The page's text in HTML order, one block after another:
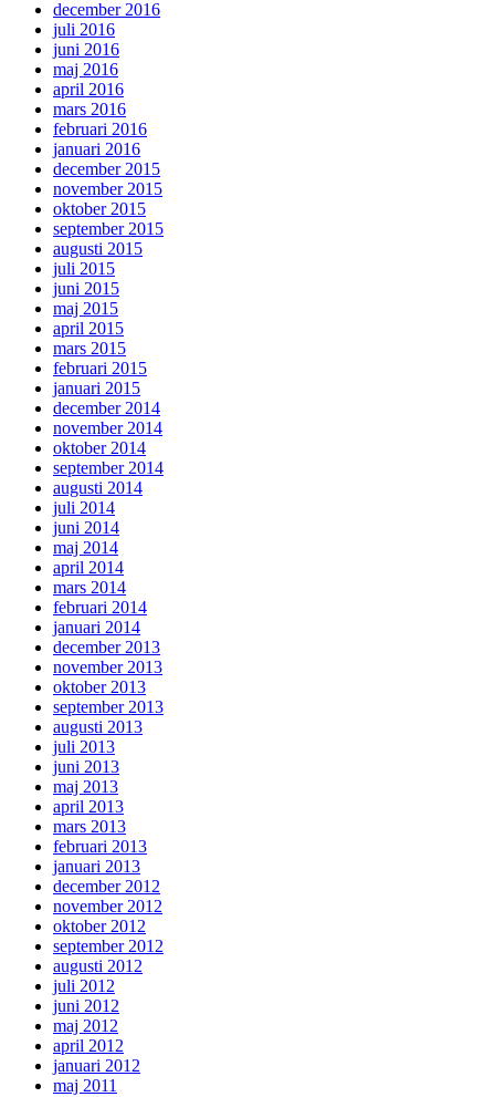
december 2016
juli 2016
juni 2016
maj 2016
april 2016
mars 2016
februari 2016
januari 2016
december 2015
november 2015
oktober 2015
september 2015
augusti 2015
juli 2015
juni 2015
maj 2015
april 2015
mars 2015
februari 2015
januari 2015
december 2014
november 2014
oktober 2014
september 2014
augusti 2014
juli 2014
juni 2014
maj 2014
april 2014
mars 2014
februari 2014
januari 2014
december 2013
november 2013
oktober 2013
september 2013
augusti 2013
juli 2013
juni 2013
maj 2013
april 2013
mars 2013
februari 2013
januari 2013
december 2012
november 2012
oktober 2012
september 2012
augusti 2012
juli 2012
juni 2012
maj 2012
april 2012
januari 2012
maj 2011